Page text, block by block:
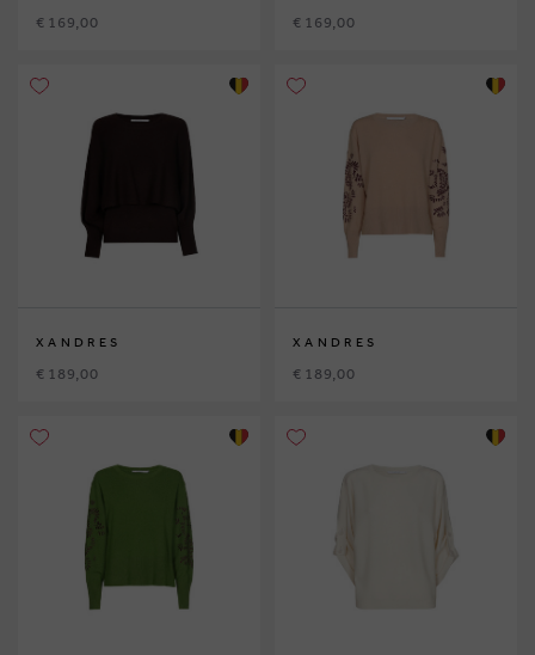
€ 169,00 € 169,00
XANDRES
€ 189,00
XANDRES
€ 189,00